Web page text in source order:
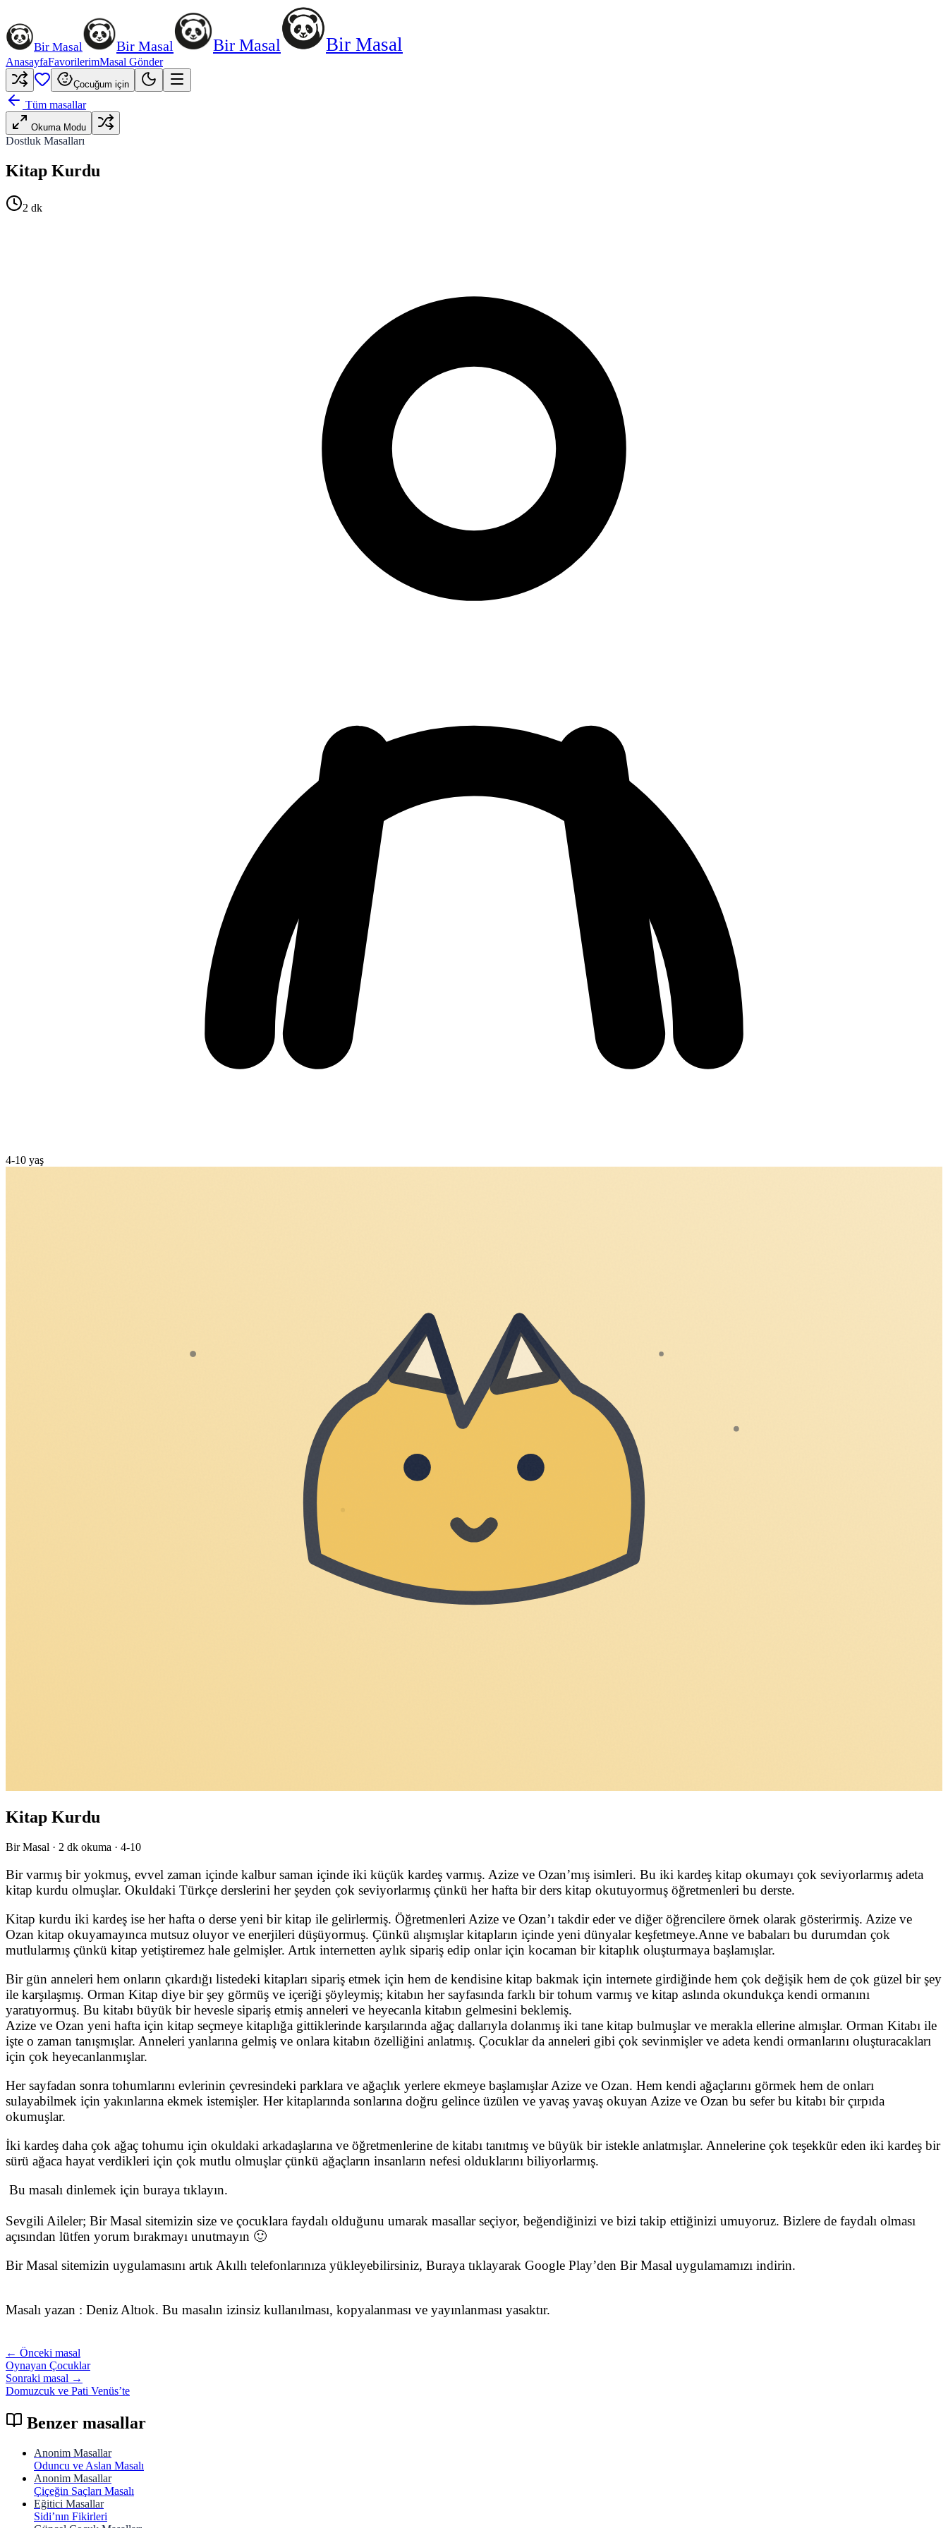
Bir Masal Bir Masal Bir Masal Bir Masal
AnasayfaFavorilerimMasal Gönder
Çocuğum için
Tüm masallar
Okuma Modu
Dostluk Masalları
Kitap Kurdu
2 dk
4-10 yaş
Kitap Kurdu
Bir Masal · 2 dk okuma · 4-10
Bir varmış bir yokmuş, evvel zaman içinde kalbur saman içinde iki küçük kardeş varmış. Azize ve Ozan’mış isimleri. Bu iki kardeş kitap okumayı çok seviyorlarmış adeta
kitap kurdu olmuşlar. Okuldaki Türkçe derslerini her şeyden çok seviyorlarmış çünkü her hafta bir ders kitap okutuyormuş öğretmenleri bu derste.
Kitap kurdu iki kardeş ise her hafta o derse yeni bir kitap ile gelirlermiş. Öğretmenleri Azize ve Ozan’ı takdir eder ve diğer öğrencilere örnek olarak gösterirmiş. Azize ve
Ozan kitap okuyamayınca mutsuz oluyor ve enerjileri düşüyormuş. Çünkü alışmışlar kitapların içinde yeni dünyalar keşfetmeye.Anne ve babaları bu durumdan çok
mutlularmış çünkü kitap yetiştiremez hale gelmişler. Artık internetten aylık sipariş edip onlar için kocaman bir kitaplık oluşturmaya başlamışlar.
Bir gün anneleri hem onların çıkardığı listedeki kitapları sipariş etmek için hem de kendisine kitap bakmak için internete girdiğinde hem çok değişik hem de çok güzel bir şey
ile karşılaşmış. Orman Kitap diye bir şey görmüş ve içeriği şöyleymiş; kitabın her sayfasında farklı bir tohum varmış ve kitap aslında okundukça kendi ormanını
yaratıyormuş. Bu kitabı büyük bir hevesle sipariş etmiş anneleri ve heyecanla kitabın gelmesini beklemiş.
Azize ve Ozan yeni hafta için kitap seçmeye kitaplığa gittiklerinde karşılarında ağaç dallarıyla dolanmış iki tane kitap bulmuşlar ve merakla ellerine almışlar. Orman Kitabı ile
işte o zaman tanışmışlar. Anneleri yanlarına gelmiş ve onlara kitabın özelliğini anlatmış. Çocuklar da anneleri gibi çok sevinmişler ve adeta kendi ormanlarını oluşturacakları
için çok heyecanlanmışlar.
Her sayfadan sonra tohumlarını evlerinin çevresindeki parklara ve ağaçlık yerlere ekmeye başlamışlar Azize ve Ozan. Hem kendi ağaçlarını görmek hem de onları
sulayabilmek için yakınlarına ekmek istemişler. Her kitaplarında sonlarına doğru gelince üzülen ve yavaş yavaş okuyan Azize ve Ozan bu sefer bu kitabı bir çırpıda
okumuşlar.
İki kardeş daha çok ağaç tohumu için okuldaki arkadaşlarına ve öğretmenlerine de kitabı tanıtmış ve büyük bir istekle anlatmışlar. Annelerine çok teşekkür eden iki kardeş bir
sürü ağaca hayat verdikleri için çok mutlu olmuşlar çünkü ağaçların insanların nefesi olduklarını biliyorlarmış.
Bu masalı dinlemek için buraya tıklayın.
Sevgili Aileler; Bir Masal sitemizin size ve çocuklara faydalı olduğunu umarak masallar seçiyor, beğendiğinizi ve bizi takip ettiğinizi umuyoruz. Bizlere de faydalı olması
açısından lütfen yorum bırakmayı unutmayın 🙂
Bir Masal sitemizin uygulamasını artık Akıllı telefonlarınıza yükleyebilirsiniz, Buraya tıklayarak Google Play’den Bir Masal uygulamamızı indirin.
Masalı yazan : Deniz Altıok. Bu masalın izinsiz kullanılması, kopyalanması ve yayınlanması yasaktır.
← Önceki masal
Oynayan Çocuklar
Sonraki masal →
Domuzcuk ve Pati Venüs’te
Benzer masallar
Anonim Masallar
Oduncu ve Aslan Masalı
Anonim Masallar
Çiçeğin Saçları Masalı
Eğitici Masallar
Sidi’nın Fikirleri